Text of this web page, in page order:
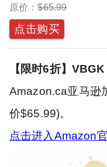
原价：$65.99
点击购买
【限时6折】
Amazon.ca亚马逊
价$65.99)。
点击进入Amazon